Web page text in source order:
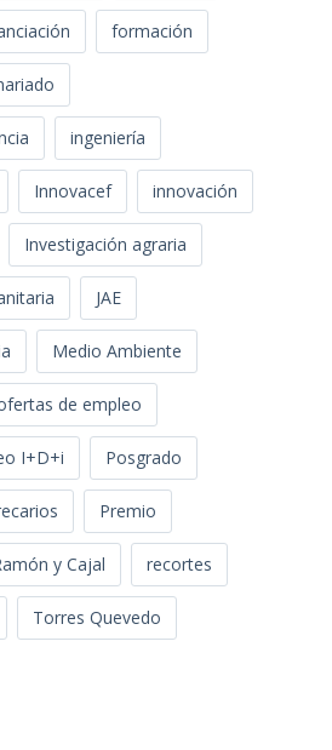
formación
ingeniería
Innovacef innovación
Investigación agraria
JAE
Medio Ambiente
de empleo
I+D+i Posgrado
Premio
y Cajal recortes
Torres Quevedo